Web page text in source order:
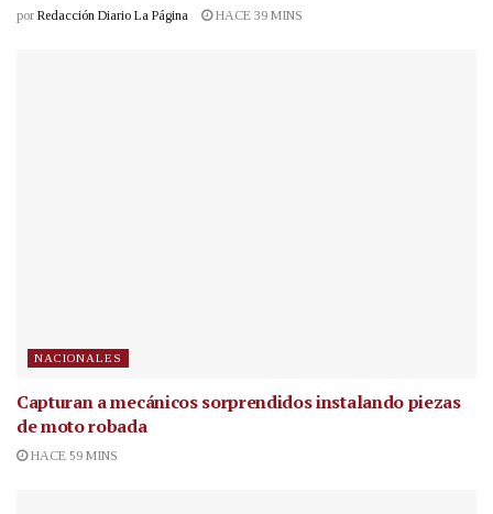
por Redacción Diario La Página HACE 39 MINS
NACIONALES
Capturan a mecánicos sorprendidos instalando piezas
de moto robada
HACE 59 MINS